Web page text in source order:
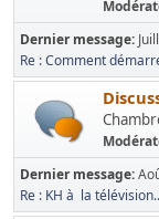
Dernier message:
Re : Comment
Dernier message:
Re : KH à la